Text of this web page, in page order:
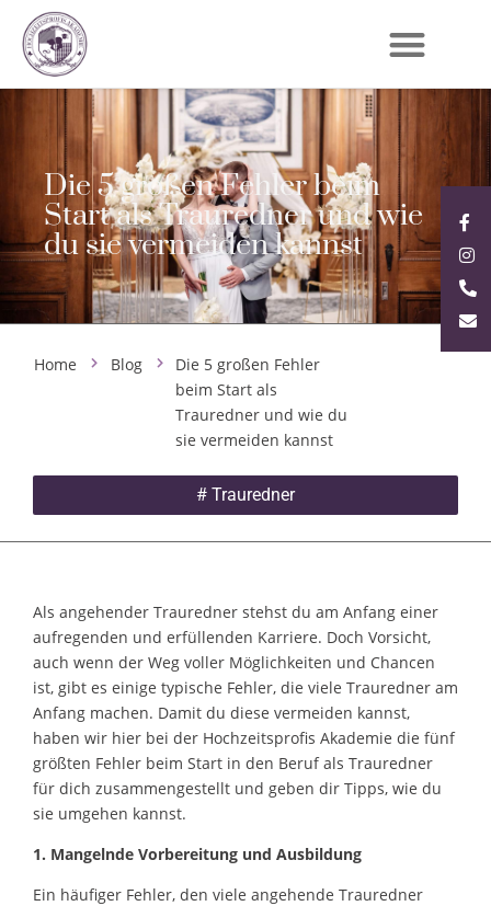
Die 5 großen Fehler beim
Start als Trauredner und wie
du sie vermeiden kannst
Home Blog
Die 5 großen Fehler
beim Start als
Trauredner und wie du
sie vermeiden kannst
# Trauredner
Als angehender Trauredner stehst du am Anfang einer
aufregenden und erfüllenden Karriere. Doch Vorsicht,
auch wenn der Weg voller Möglichkeiten und Chancen
ist, gibt es einige typische Fehler, die viele Trauredner am
Anfang machen. Damit du diese vermeiden kannst,
haben wir hier bei der Hochzeitsprofis Akademie die fünf
größten Fehler beim Start in den Beruf als Trauredner
für dich zusammengestellt und geben dir Tipps, wie du
sie umgehen kannst.
1. Mangelnde Vorbereitung und Ausbildung
Ein häufiger Fehler, den viele angehende Trauredner